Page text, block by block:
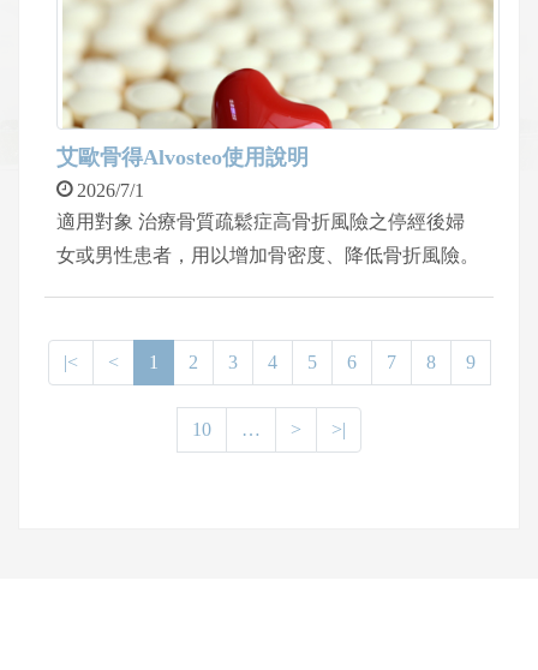
艾歐骨得Alvosteo使用說明
2026/7/1
適用對象 治療骨質疏鬆症高骨折風險之停經後婦
女或男性患者，用以增加骨密度、降低骨折風險。
|< < 1 2 3 4 5 6 7 8 9
10 … > >|